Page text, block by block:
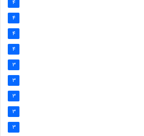
4
4
4
4
3
3
3
3
3